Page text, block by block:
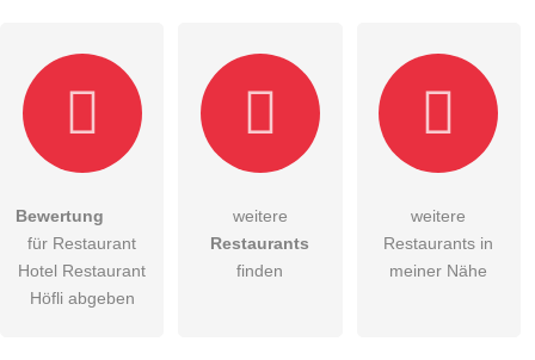
Die Datenschutzerklärunghabe ich zur Kenntnis genommen.
öffentliche Frage stellen
Bewertung
für Restaurant
Hotel Restaurant
Höfli abgeben
weitere
Restaurants
finden
weitere
Restaurants in
meiner Nähe